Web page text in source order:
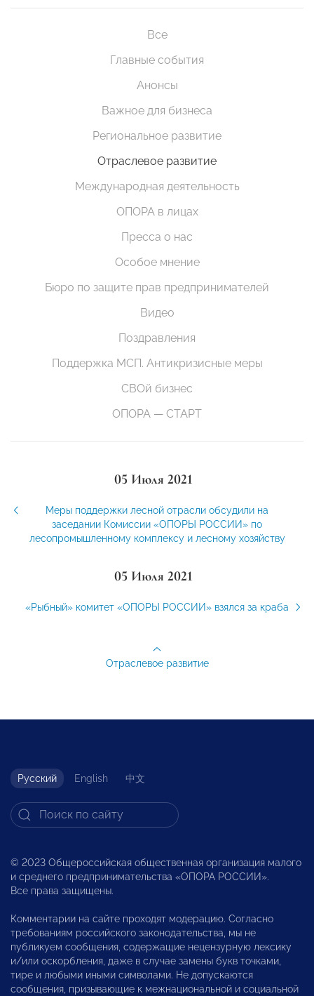
Все
Главные события
Анонсы
Важное для бизнеса
Региональное развитие
Отраслевое развитие
Международная деятельность
ОПОРА в лицах
Пресса о нас
Особое мнение
Бюро по защите прав предпринимателей
Видео
Поздравления
Поддержка МСП. Антикризисные меры
СВОй бизнес
ОПОРА — СТАРТ
05 Июля 2021
Меры поддержки лесной отрасли обсудили на
заседании Комиссии «ОПОРЫ РОССИИ» по
лесопромышленному комплексу и лесному хозяйству
05 Июля 2021
«Рыбный» комитет «ОПОРЫ РОССИИ» взялся за краба
Отраслевое развитие
Русский English 中文
© 2023 Общероссийская общественная организация малого
и среднего предпринимательства «ОПОРА РОССИИ».
Все права защищены.
Комментарии на сайте проходят модерацию. Согласно
требованиям российского законодательства, мы не
публикуем сообщения, содержащие нецензурную лексику
и/или оскорбления, даже в случае замены букв точками,
тире и любыми иными символами. Не допускаются
сообщения, призывающие к межнациональной и социальной